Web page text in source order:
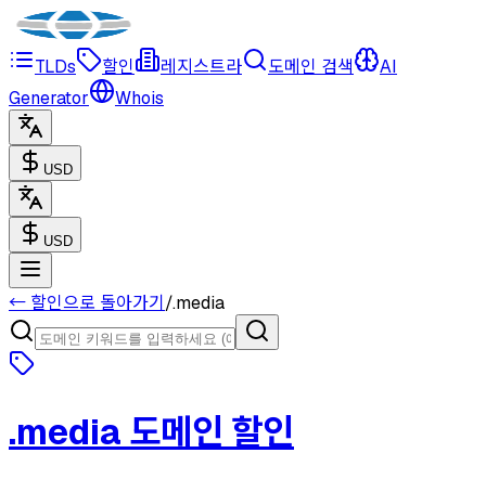
TLDs 할인 레지스트라 도메인 검색
AI
Generator
Whois
USD
USD
← 할인으로 돌아가기 /.media
.media 도메인 할인